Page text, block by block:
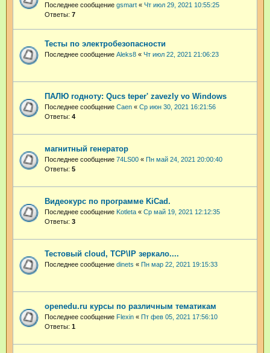
Последнее сообщение gsmart « Чт июл 29, 2021 10:55:25
Ответы: 7
Тесты по электробезопасности
Последнее сообщение Aleks8 « Чт июл 22, 2021 21:06:23
ПАЛЮ годноту: Qucs teper' zavezly vo Windows
Последнее сообщение Caen « Ср июн 30, 2021 16:21:56
Ответы: 4
магнитный генератор
Последнее сообщение 74LS00 « Пн май 24, 2021 20:00:40
Ответы: 5
Видеокурс по программе KiCad.
Последнее сообщение Kotleta « Ср май 19, 2021 12:12:35
Ответы: 3
Тестовый cloud, TCP\IP зеркало....
Последнее сообщение dinets « Пн мар 22, 2021 19:15:33
openedu.ru курсы по различным тематикам
Последнее сообщение Flexin « Пт фев 05, 2021 17:56:10
Ответы: 1